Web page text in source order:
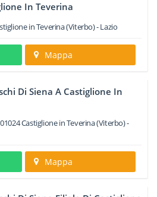
In Teverina
in Teverina(Viterbo) -Lazio
Mappa
Di Siena A Castiglione In
01024Castiglione in Teverina(Viterbo) -
Mappa